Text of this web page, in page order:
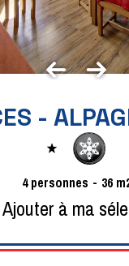
-
4 personnes 36
Ajouter à ma